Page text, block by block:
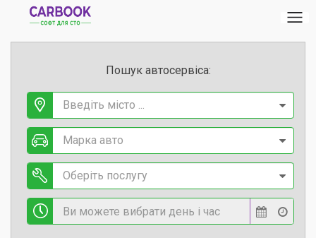
Пошук автосервіса:
Введіть місто ...
Марка авто
Оберіть послугу